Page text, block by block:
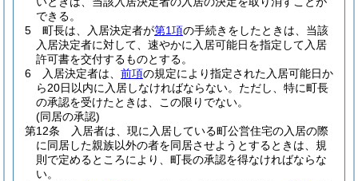
できる。
5
町長は、入居決定者が第1項の手続きをしたときは、当該
入居決定者に対して、速やかに入居可能日を指定して入居
許可書を交付するものとする。
6
入居決定者は、 前項の規定により指定された入居可能日か
ら20日以内に入居しなければならない。 ただし、特に町長
の承認を受けたときは、この限りでない。
(同居の承認)
第12条
入居者は、現に入居している町公営住宅の入居の際
に同居した親族以外の者を同居させようとするときは、規
則で定めるところにより、町長の承認を得なければならな
い。